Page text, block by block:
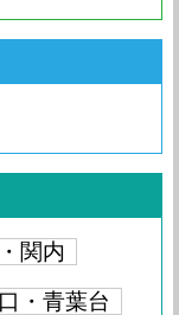
関内
・青葉台